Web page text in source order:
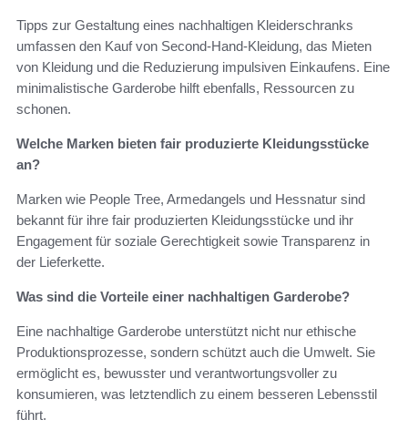
Tipps zur Gestaltung eines nachhaltigen Kleiderschranks
umfassen den Kauf von Second-Hand-Kleidung, das Mieten
von Kleidung und die Reduzierung impulsiven Einkaufens. Eine
minimalistische Garderobe hilft ebenfalls, Ressourcen zu
schonen.
Welche Marken bieten fair produzierte Kleidungsstücke
an?
Marken wie People Tree, Armedangels und Hessnatur sind
bekannt für ihre fair produzierten Kleidungsstücke und ihr
Engagement für soziale Gerechtigkeit sowie Transparenz in
der Lieferkette.
Was sind die Vorteile einer nachhaltigen Garderobe?
Eine nachhaltige Garderobe unterstützt nicht nur ethische
Produktionsprozesse, sondern schützt auch die Umwelt. Sie
ermöglicht es, bewusster und verantwortungsvoller zu
konsumieren, was letztendlich zu einem besseren Lebensstil
führt.